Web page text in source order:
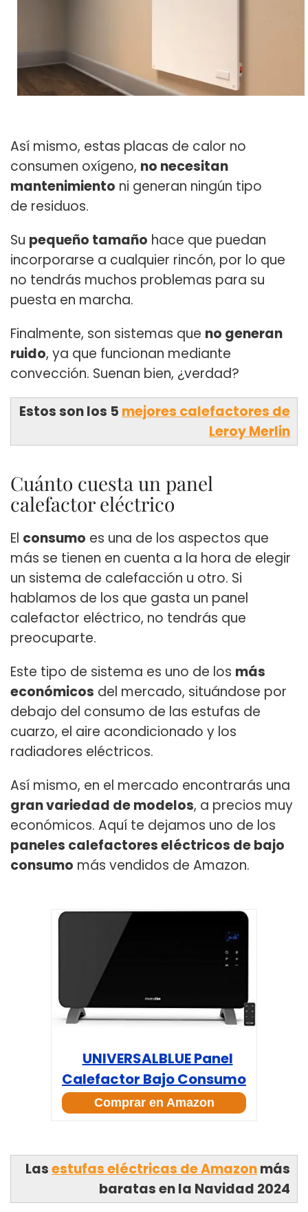
Así mismo, estas placas de calor no
consumen oxígeno, no necesitan
mantenimiento ni generan ningún tipo
de residuos.
Su pequeño tamaño hace que puedan
incorporarse a cualquier rincón, por lo que
no tendrás muchos problemas para su
puesta en marcha.
Finalmente, son sistemas que no generan
ruido, ya que funcionan mediante
convección. Suenan bien, ¿verdad?
Estos son los 5 mejores calefactores de
Leroy Merlin
Cuánto cuesta un panel
calefactor eléctrico
El consumo es una de los aspectos que
más se tienen en cuenta a la hora de elegir
un sistema de calefacción u otro. Si
hablamos de los que gasta un panel
calefactor eléctrico, no tendrás que
preocuparte.
Este tipo de sistema es uno de los más
económicos del mercado, situándose por
debajo del consumo de las estufas de
cuarzo, el aire acondicionado y los
radiadores eléctricos.
Así mismo, en el mercado encontrarás una
gran variedad de modelos, a precios muy
económicos. Aquí te dejamos uno de los
paneles calefactores eléctricos de bajo
consumo más vendidos de Amazon.
UNIVERSALBLUE Panel
Calefactor Bajo Consumo
Comprar en Amazon
Lasestufas eléctricas de Amazonmás
baratas en la Navidad 2024